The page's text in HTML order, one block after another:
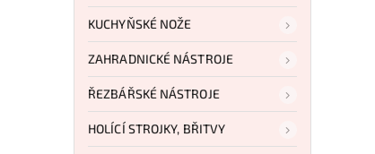
KUCHYŇSKÉ NOŽE
ZAHRADNICKÉ NÁSTROJE
ŘEZBÁŘSKÉ NÁSTROJE
HOLÍCÍ STROJKY, BŘITVY